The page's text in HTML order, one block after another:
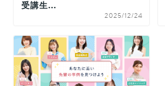
受講生...
2025/12/24